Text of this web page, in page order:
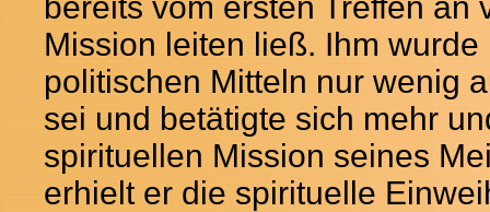
Mission leiten ließ. Ihm wurde
politischen Mitteln nur wenig
sei und betätigte sich mehr
spirituellen Mission seines
erhielt er die spirituelle